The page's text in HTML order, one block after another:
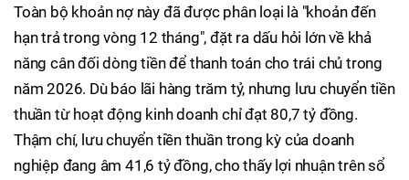
Toàn bộ khoản nợ này đã được phân loại là "khoản đến
hạn trả trong vòng 12 tháng", đặt ra dấu hỏi lớn về khả
năng cân đối dòng tiền để thanh toán cho trái chủ trong
năm 2026. Dù báo lãi hàng trăm tỷ, nhưng lưu chuyển tiền
thuần từ hoạt động kinh doanh chỉ đạt 80,7 tỷ đồng.
Thậm chí, lưu chuyển tiền thuần trong kỳ của doanh
nghiệp đang âm 41,6 tỷ đồng, cho thấy lợi nhuận trên sổ